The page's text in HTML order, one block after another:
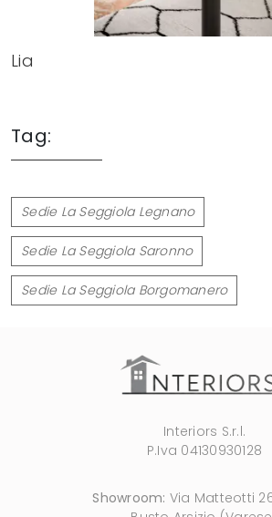
Lia
Tag:
Sedie La Seggiola Legnano
Sedie La Seggiola Saronno
Sedie La Seggiola Borgomanero
Interiors S.r.l.
P.Iva 04130930128
Showroom: Via Matteotti